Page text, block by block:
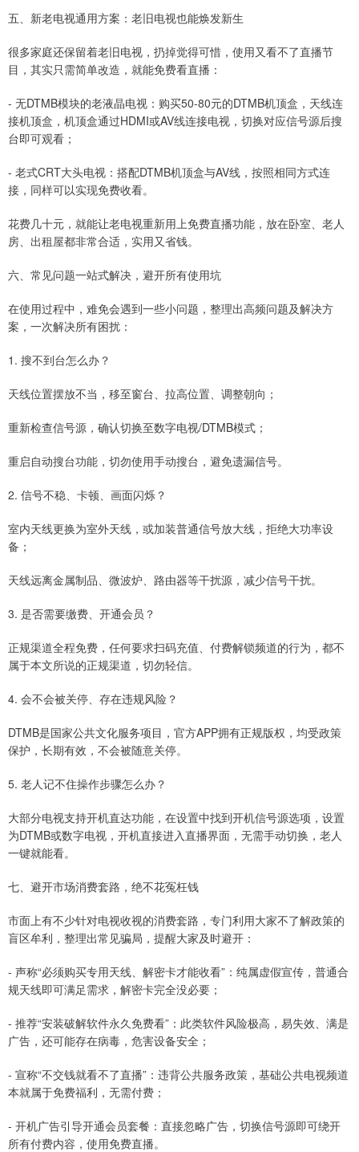
五、新老电视通用方案：老旧电视也能焕发新生
很多家庭还保留着老旧电视，扔掉觉得可惜，使用又看不了直播节
目，其实只需简单改造，就能免费看直播：
- 无DTMB模块的老液晶电视：购买50-80元的DTMB机顶盒，天线连
接机顶盒，机顶盒通过HDMI或AV线连接电视，切换对应信号源后搜
台即可观看；
- 老式CRT大头电视：搭配DTMB机顶盒与AV线，按照相同方式连
接，同样可以实现免费收看。
花费几十元，就能让老电视重新用上免费直播功能，放在卧室、老人
房、出租屋都非常合适，实用又省钱。
六、常见问题一站式解决，避开所有使用坑
在使用过程中，难免会遇到一些小问题，整理出高频问题及解决方
案，一次解决所有困扰：
1. 搜不到台怎么办？
天线位置摆放不当，移至窗台、拉高位置、调整朝向；
重新检查信号源，确认切换至数字电视/DTMB模式；
重启自动搜台功能，切勿使用手动搜台，避免遗漏信号。
2. 信号不稳、卡顿、画面闪烁？
室内天线更换为室外天线，或加装普通信号放大线，拒绝大功率设
备；
天线远离金属制品、微波炉、路由器等干扰源，减少信号干扰。
3. 是否需要缴费、开通会员？
正规渠道全程免费，任何要求扫码充值、付费解锁频道的行为，都不
属于本文所说的正规渠道，切勿轻信。
4. 会不会被关停、存在违规风险？
DTMB是国家公共文化服务项目，官方APP拥有正规版权，均受政策
保护，长期有效，不会被随意关停。
5. 老人记不住操作步骤怎么办？
大部分电视支持开机直达功能，在设置中找到开机信号源选项，设置
为DTMB或数字电视，开机直接进入直播界面，无需手动切换，老人
一键就能看。
七、避开市场消费套路，绝不花冤枉钱
市面上有不少针对电视收视的消费套路，专门利用大家不了解政策的
盲区牟利，整理出常见骗局，提醒大家及时避开：
- 声称“必须购买专用天线、解密卡才能收看”：纯属虚假宣传，普通合
规天线即可满足需求，解密卡完全没必要；
- 推荐“安装破解软件永久免费看”：此类软件风险极高，易失效、满是
广告，还可能存在病毒，危害设备安全；
- 宣称“不交钱就看不了直播”：违背公共服务政策，基础公共电视频道
本就属于免费福利，无需付费；
- 开机广告引导开通会员套餐：直接忽略广告，切换信号源即可绕开
所有付费内容，使用免费直播。